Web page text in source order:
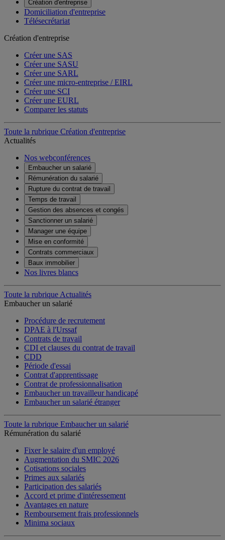
Création d'entreprise
Domiciliation d'entreprise
Télésecrétariat
Création d'entreprise
Créer une SAS
Créer une SASU
Créer une SARL
Créer une micro-entreprise / EIRL
Créer une SCI
Créer une EURL
Comparer les statuts
Toute la rubrique Création d'entreprise
Actualités
Nos webconférences
Embaucher un salarié
Rémunération du salarié
Rupture du contrat de travail
Temps de travail
Gestion des absences et congés
Sanctionner un salarié
Manager une équipe
Mise en conformité
Contrats commerciaux
Baux immobilier
Nos livres blancs
Toute la rubrique Actualités
Embaucher un salarié
Procédure de recrutement
DPAE à l'Urssaf
Contrats de travail
CDI et clauses du contrat de travail
CDD
Période d'essai
Contrat d'apprentissage
Contrat de professionnalisation
Embaucher un travailleur handicapé
Embaucher un salarié étranger
Toute la rubrique Embaucher un salarié
Rémunération du salarié
Fixer le salaire d'un employé
Augmentation du SMIC 2026
Cotisations sociales
Primes aux salariés
Participation des salariés
Accord et prime d'intéressement
Avantages en nature
Remboursement frais professionnels
Minima sociaux